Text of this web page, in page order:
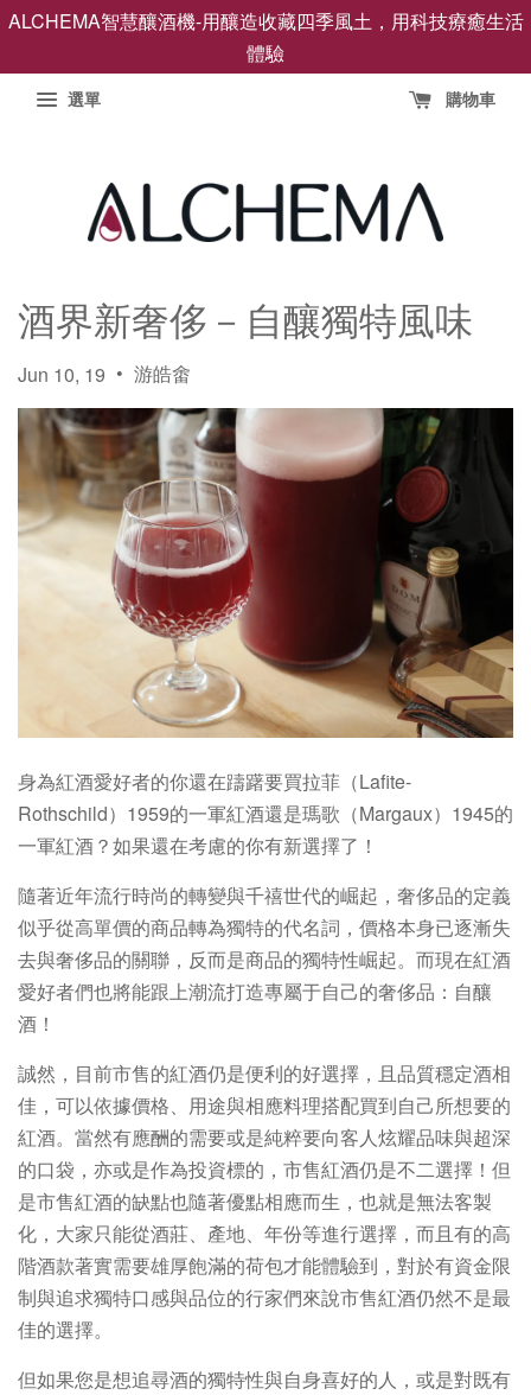
ALCHEMA智慧釀酒機-用釀造收藏四季風土，用科技療癒生活
體驗
選單 購物車
酒界新奢侈－自釀獨特風味
Jun 10, 19 • 游皓畬
身為紅酒愛好者的你還在躊躇要買拉菲（Lafite-
Rothschild）1959的一軍紅酒還是瑪歌（Margaux）1945的
一軍紅酒？如果還在考慮的你有新選擇了！
隨著近年流行時尚的轉變與千禧世代的崛起，奢侈品的定義
似乎從高單價的商品轉為獨特的代名詞，價格本身已逐漸失
去與奢侈品的關聯，反而是商品的獨特性崛起。而現在紅酒
愛好者們也將能跟上潮流打造專屬于自己的奢侈品：自釀
酒！
誠然，目前市售的紅酒仍是便利的好選擇，且品質穩定酒相
佳，可以依據價格、用途與相應料理搭配買到自己所想要的
紅酒。當然有應酬的需要或是純粹要向客人炫耀品味與超深
的口袋，亦或是作為投資標的，市售紅酒仍是不二選擇！但
是市售紅酒的缺點也隨著優點相應而生，也就是無法客製
化，大家只能從酒莊、產地、年份等進行選擇，而且有的高
階酒款著實需要雄厚飽滿的荷包才能體驗到，對於有資金限
制與追求獨特口感與品位的行家們來說市售紅酒仍然不是最
佳的選擇。
但如果您是想追尋酒的獨特性與自身喜好的人，或是對既有